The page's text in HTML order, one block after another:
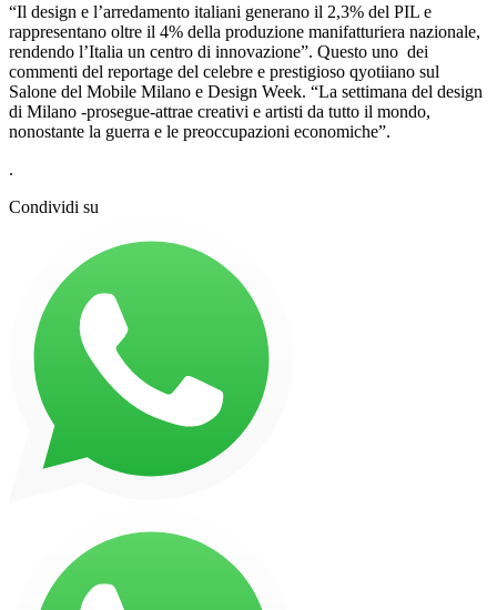
“Il design e l’arredamento italiani generano il 2,3% del PIL e
rappresentano oltre il 4% della produzione manifatturiera nazionale,
rendendo l’Italia un centro di innovazione”. Questo uno dei
commenti del reportage del celebre e prestigioso qyotiiano sul
Salone del Mobile Milano e Design Week. “La settimana del design
di Milano -prosegue-attrae creativi e artisti da tutto il mondo,
nonostante la guerra e le preoccupazioni economiche”.
.
Condividi su